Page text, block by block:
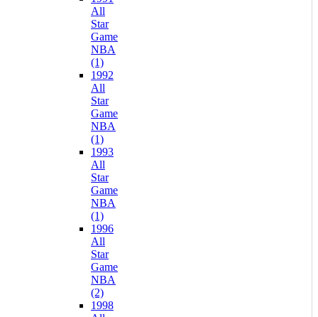
All
Star
Game
NBA
(1)
1992
All
Star
Game
NBA
(1)
1993
All
Star
Game
NBA
(1)
1996
All
Star
Game
NBA
(2)
1998